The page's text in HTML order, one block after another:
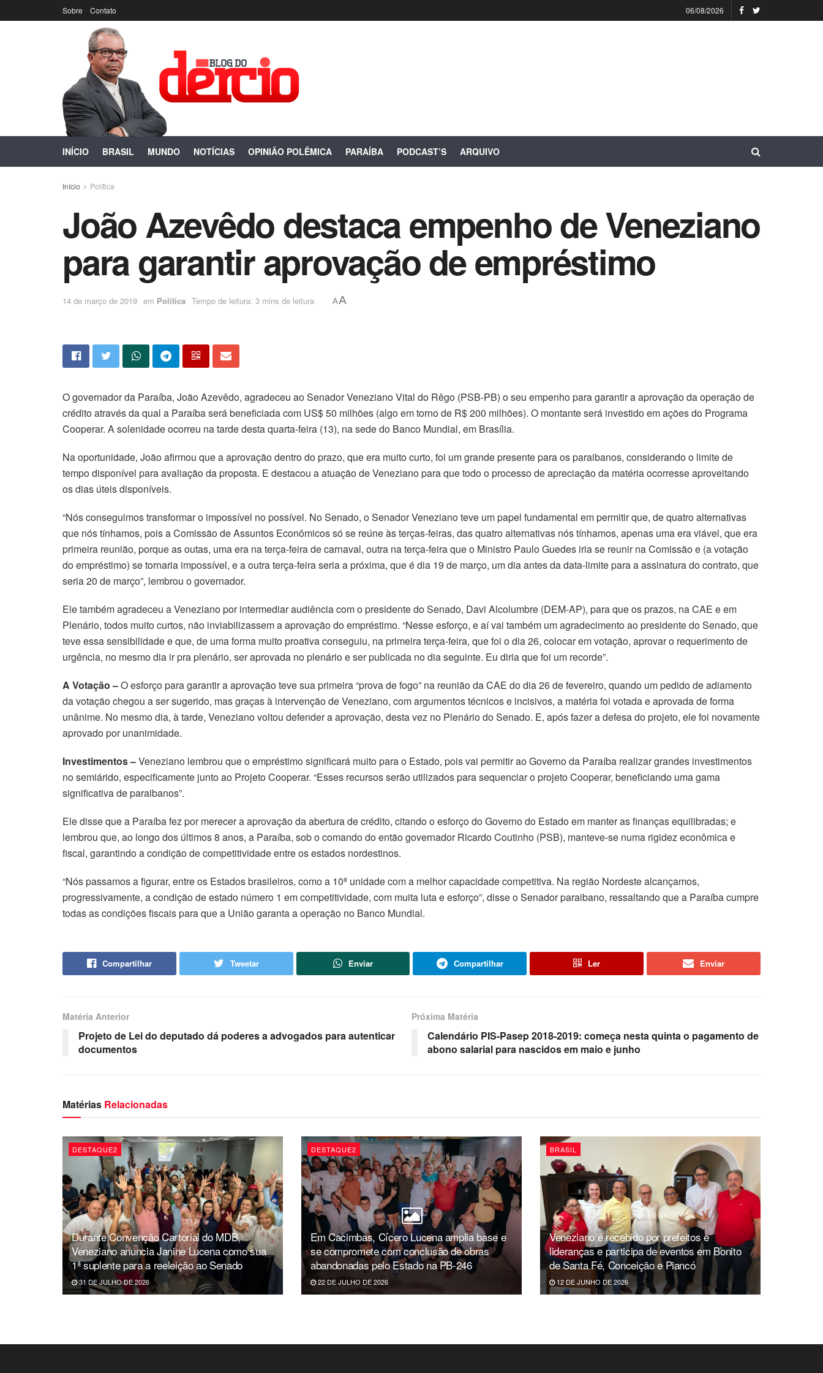
Sobre Contato 06/08/2026
INÍCIO BRASIL MUNDO NOTÍCIAS OPINIÃO POLÊMICA PARAÍBA PODCAST’S ARQUIVO
Início Política
João Azevêdo destaca empenho de Veneziano
para garantir aprovação de empréstimo
14 de março de 2019 em Política Tempo de leitura: 3 mins de leitura AA
O governador da Paraíba, João Azevêdo, agradeceu ao Senador Veneziano Vital do Rêgo (PSB-PB) o seu empenho para garantir a aprovação da operação de
crédito através da qual a Paraíba será beneficiada com US$ 50 milhões (algo em torno de R$ 200 milhões). O montante será investido em ações do Programa
Cooperar. A solenidade ocorreu na tarde desta quarta-feira (13), na sede do Banco Mundial, em Brasília.
Na oportunidade, João afirmou que a aprovação dentro do prazo, que era muito curto, foi um grande presente para os paraibanos, considerando o limite de
tempo disponível para avaliação da proposta. E destacou a atuação de Veneziano para que todo o processo de apreciação da matéria ocorresse aproveitando
os dias úteis disponíveis.
“Nós conseguimos transformar o impossível no possível. No Senado, o Senador Veneziano teve um papel fundamental em permitir que, de quatro alternativas
que nós tínhamos, pois a Comissão de Assuntos Econômicos só se reúne às terças-feiras, das quatro alternativas nós tínhamos, apenas uma era viável, que era
primeira reunião, porque as outas, uma era na terça-feira de carnaval, outra na terça-feira que o Ministro Paulo Guedes iria se reunir na Comissão e (a votação
do empréstimo) se tornaria impossível, e a outra terça-feira seria a próxima, que é dia 19 de março, um dia antes da data-limite para a assinatura do contrato, que
seria 20 de março”, lembrou o governador.
Ele também agradeceu a Veneziano por intermediar audiência com o presidente do Senado, Davi Alcolumbre (DEM-AP), para que os prazos, na CAE e em
Plenário, todos muito curtos, não inviabilizassem a aprovação do empréstimo. “Nesse esforço, e aí vai também um agradecimento ao presidente do Senado, que
teve essa sensibilidade e que, de uma forma muito proativa conseguiu, na primeira terça-feira, que foi o dia 26, colocar em votação, aprovar o requerimento de
urgência, no mesmo dia ir pra plenário, ser aprovada no plenário e ser publicada no dia seguinte. Eu diria que foi um recorde”.
A Votação –O esforço para garantir a aprovação teve sua primeira “prova de fogo” na reunião da CAE do dia 26 de fevereiro, quando um pedido de adiamento
da votação chegou a ser sugerido, mas graças à intervenção de Veneziano, com argumentos técnicos e incisivos, a matéria foi votada e aprovada de forma
unânime. No mesmo dia, à tarde, Veneziano voltou defender a aprovação, desta vez no Plenário do Senado. E, após fazer a defesa do projeto, ele foi novamente
aprovado por unanimidade.
Investimentos –Veneziano lembrou que o empréstimo significará muito para o Estado, pois vai permitir ao Governo da Paraíba realizar grandes investimentos
no semiárido, especificamente junto ao Projeto Cooperar. “Esses recursos serão utilizados para sequenciar o projeto Cooperar, beneficiando uma gama
significativa de paraibanos”.
Ele disse que a Paraíba fez por merecer a aprovação da abertura de crédito, citando o esforço do Governo do Estado em manter as finanças equilibradas; e
lembrou que, ao longo dos últimos 8 anos, a Paraíba, sob o comando do então governador Ricardo Coutinho (PSB), manteve-se numa rigidez econômica e
fiscal, garantindo a condição de competitividade entre os estados nordestinos.
“Nós passamos a figurar, entre os Estados brasileiros, como a 10ª unidade com a melhor capacidade competitiva. Na região Nordeste alcançamos,
progressivamente, a condição de estado número 1 em competitividade, com muita luta e esforço”, disse o Senador paraibano, ressaltando que a Paraíba cumpre
todas as condições fiscais para que a União garanta a operação no Banco Mundial.
Compartilhar Tweetar Enviar Compartilhar Ler Enviar
Matéria Anterior
Projeto de Lei do deputado dá poderes a advogados para autenticar
documentos
Próxima Matéria
Calendário PIS-Pasep 2018-2019: começa nesta quinta o pagamento de
abono salarial para nascidos em maio e junho
Matérias Relacionadas
DESTAQUE2
Durante Convenção Cartorial do MDB,
Veneziano anuncia Janine Lucena como sua
1ª suplente para a reeleição ao Senado
31 DE JULHO DE 2026
DESTAQUE2
Em Cacimbas, Cícero Lucena amplia base e
se compromete com conclusão de obras
abandonadas pelo Estado na PB-246
22 DE JULHO DE 2026
BRASIL
Veneziano é recebido por prefeitos e
lideranças e participa de eventos em Bonito
de Santa Fé, Conceição e Piancó
12 DE JUNHO DE 2026